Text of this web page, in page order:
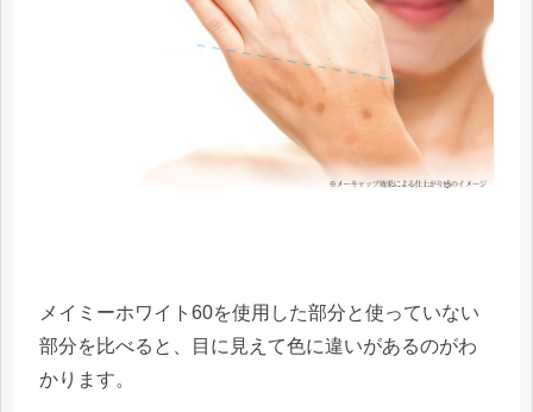
メイミーホワイト60を使用した部分と使っていない
部分を比べると、
目に見えて色に違いがあるのがわ
かります。